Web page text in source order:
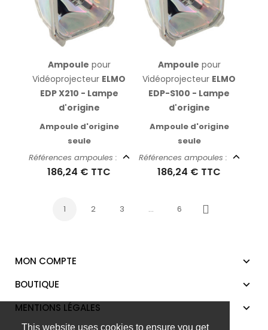
This website uses cookies to ensure you get
Ampoule pour
Vidéoprojecteur ELMO
EDP X210 - Lampe
d'origine
Ampoule d'origine
seule
Références ampoules :
186,24 € TTC
Ampoule pour
Vidéoprojecteur ELMO
EDP-S100 - Lampe
d'origine
Ampoule d'origine
seule
Références ampoules :
186,24 € TTC
1 2 3 … 6
Suivant
MON COMPTE
BOUTIQUE
MENTIONS LÉGALES